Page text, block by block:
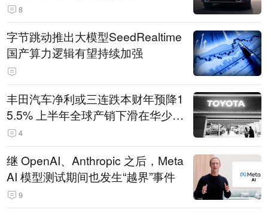
8
字节跳动推出大模型SeedRealtime
国产算力逻辑有望持续加强
丰田汽车净利或三连跌本财年预降1
5.5% 上半年全球产销下滑在华少卖
14.3万辆
4
继 OpenAI、Anthropic 之后，Meta
AI 模型测试期间也发生“越界”事件
9